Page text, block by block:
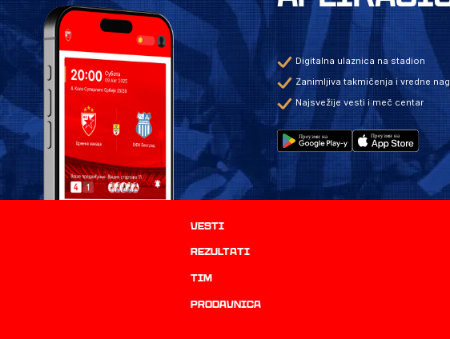
Digitalna ulaznica na stadion
Zanimljiva takmičenja i vredne
Najsvežije vesti i meč centar
Vesti
rezultati
TIM
prodavnica